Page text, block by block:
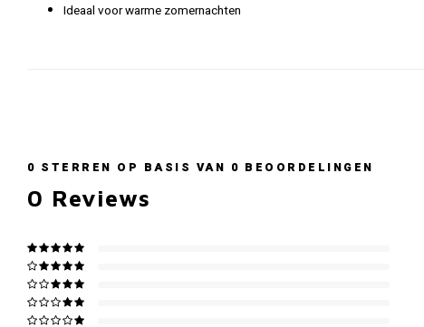
Ideaal voor warme zomernachten
0 STERREN OP BASIS VAN 0 BEOORDELINGEN
0 Reviews